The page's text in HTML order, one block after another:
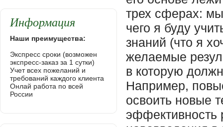
Информация
Наши преимущества:
Экспресс сроки (возможен
экспресс-заказ за 1 сутки)
Учет всех пожеланий и
требований каждого клиента
Онлай работа по всей
России